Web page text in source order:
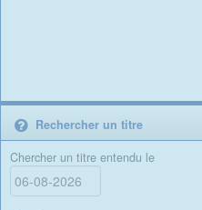
Rechercher un titre
Chercher un titre entendu le